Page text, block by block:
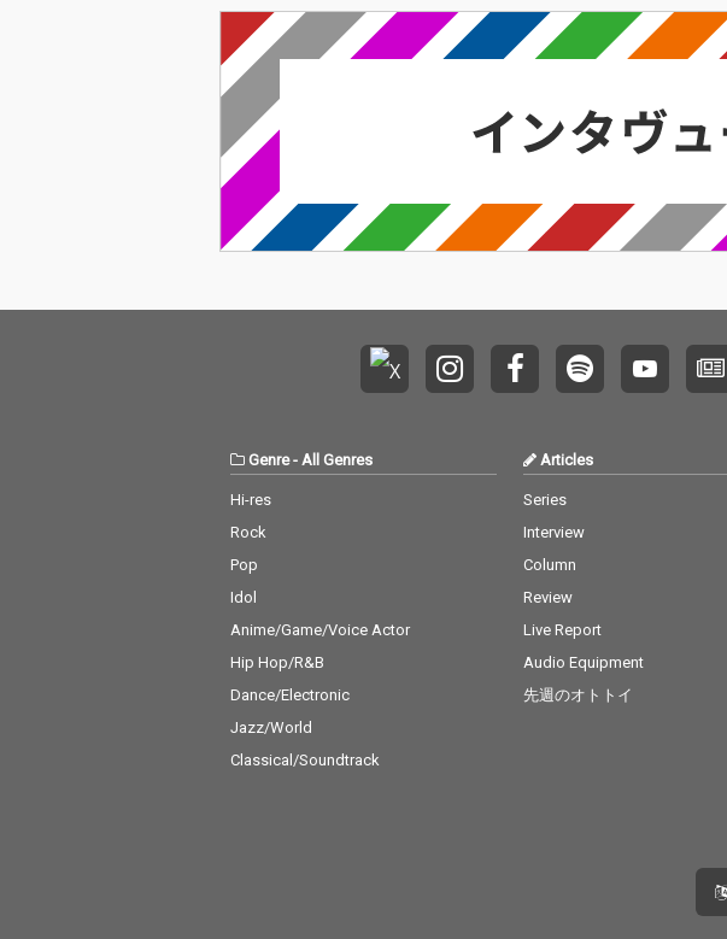
Genre- All Genres
Hi-res
Rock
Pop
Idol
Anime/Game/Voice Actor
Hip Hop/R&B
Dance/Electronic
Jazz/World
Classical/Soundtrack
Articles
Series
Interview
Column
Review
Live Report
Audio Equipment
先週のオトトイ